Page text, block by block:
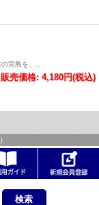
宮島を、..
販売価格: 4,180円(税込)